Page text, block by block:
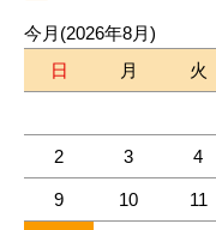
今月(2026年8月)
日
月 火
2 3 4
9 10 11